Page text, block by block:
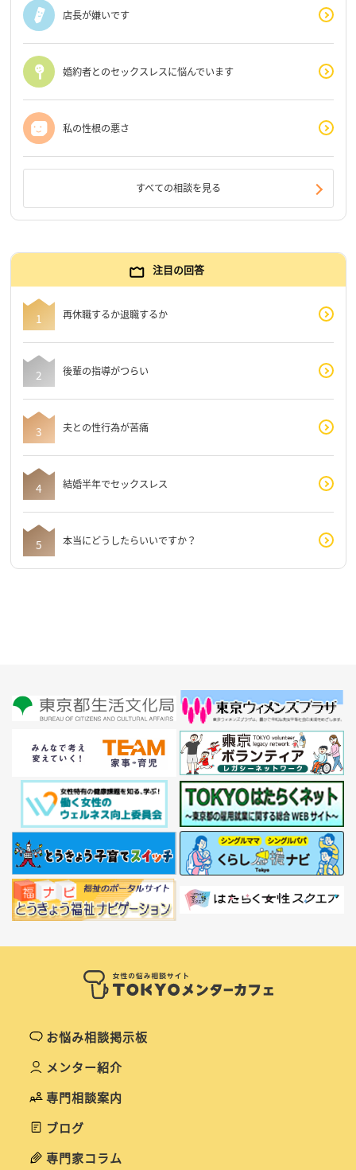
店長が嫌いです
婚約者とのセックスレスに悩んでいます
私の性根の悪さ
すべての相談を見る
注目の回答
再休職するか退職するか
後輩の指導がつらい
夫との性行為が苦痛
結婚半年でセックスレス
本当にどうしたらいいですか？
お悩み相談掲示板
メンター紹介
専門相談案内
ブログ
専門家コラム